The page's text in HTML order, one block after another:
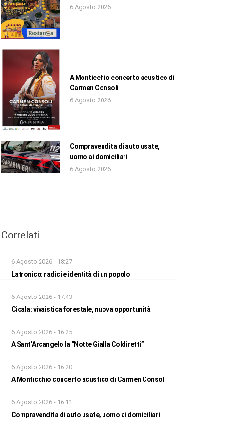
6 Agosto 2026
A Monticchio concerto acustico di
Carmen Consoli
6 Agosto 2026
Compravendita di auto usate,
uomo ai domiciliari
6 Agosto 2026
Correlati
6 Agosto 2026 - 18:27
Latronico: radici e identità di un popolo
6 Agosto 2026 - 17:43
Cicala: vivaistica forestale, nuova opportunità
6 Agosto 2026 - 16:25
A Sant’Arcangelo la “Notte Gialla Coldiretti”
6 Agosto 2026 - 16:20
A Monticchio concerto acustico di Carmen Consoli
6 Agosto 2026 - 16:11
Compravendita di auto usate, uomo ai domiciliari